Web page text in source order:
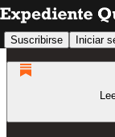
Suscribirse Iniciar